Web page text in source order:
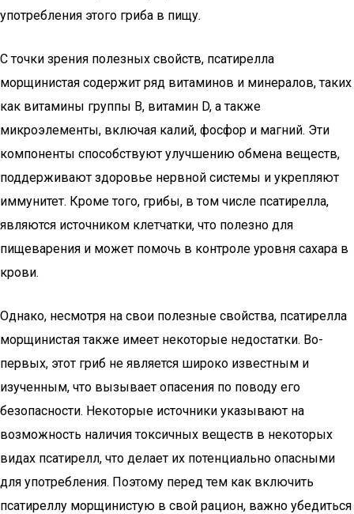
употребления этого гриба в пищу.
С точки зрения полезных свойств, псатирелла
морщинистая содержит ряд витаминов и минералов, таких
как витамины группы B, витамин D, а также
микроэлементы, включая калий, фосфор и магний. Эти
компоненты способствуют улучшению обмена веществ,
поддерживают здоровье нервной системы и укрепляют
иммунитет. Кроме того, грибы, в том числе псатирелла,
являются источником клетчатки, что полезно для
пищеварения и может помочь в контроле уровня сахара в
крови.
Однако, несмотря на свои полезные свойства, псатирелла
морщинистая также имеет некоторые недостатки. Во-
первых, этот гриб не является широко известным и
изученным, что вызывает опасения по поводу его
безопасности. Некоторые источники указывают на
возможность наличия токсичных веществ в некоторых
видах псатирелл, что делает их потенциально опасными
для употребления. Поэтому перед тем как включить
псатиреллу морщинистую в свой рацион, важно убедиться